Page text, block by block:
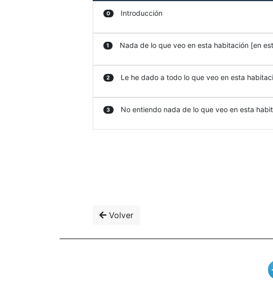
0 Introducción
1 Nada de lo que veo en esta habitación [en
2 Le he dado a todo lo que veo en esta
3 No entiendo nada de lo que veo en esta
Volver